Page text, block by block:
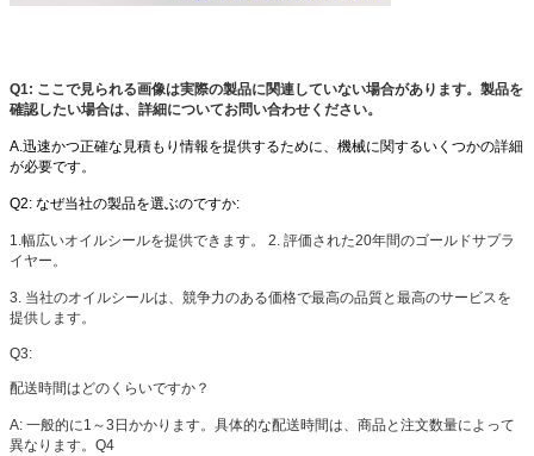
Q1: ここで見られる画像は実際の製品に関連していない場合があります。製品を
確認したい場合は、詳細についてお問い合わせください。
A.迅速かつ正確な見積もり情報を提供するために、機械に関するいくつかの詳細
が必要です。
Q2: なぜ当社の製品を選ぶのですか:
1.幅広いオイルシールを提供できます。
2. 評価された20年間のゴールドサプラ
イヤー。
3. 当社のオイルシールは、競争力のある価格で最高の品質と最高のサービスを
提供します。
Q3:
配送時間はどのくらいですか？
A: 一般的に1～3日かかります。具体的な配送時間は、商品と注文数量によって
異なります。 Q4